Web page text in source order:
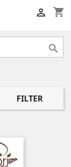
shopping_cart


FILTER